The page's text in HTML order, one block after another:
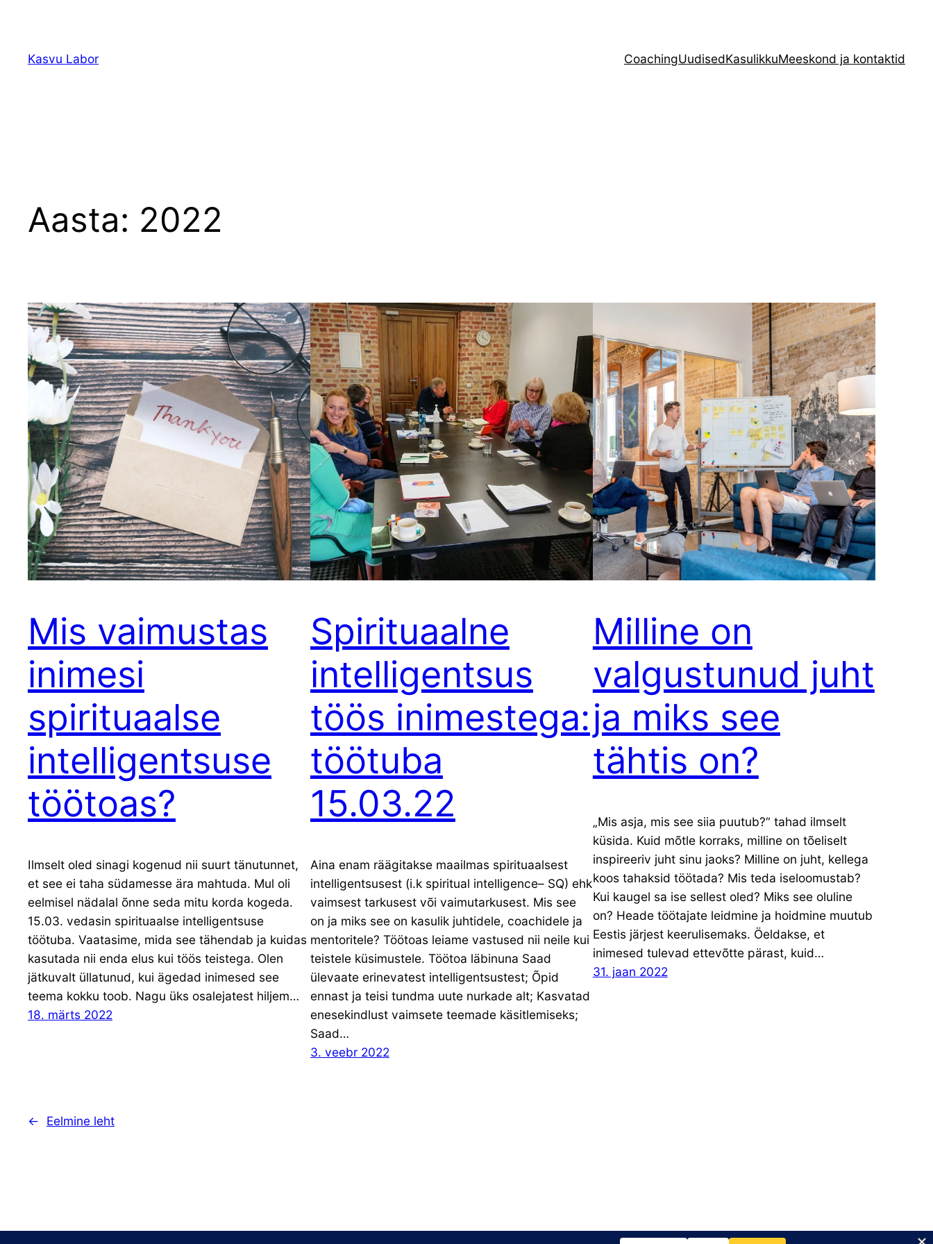
juurdeKasvu Labor CoachingUudisedKasulikkuMeeskond ja kontaktid
Aasta: 2022
Mis vaimustas
inimesi
spirituaalse
intelligentsuse
töötoas?
Ilmselt oled sinagi kogenud nii suurt tänutunnet,
et see ei taha südamesse ära mahtuda. Mul oli
eelmisel nädalal õnne seda mitu korda kogeda.
15.03. vedasin spirituaalse intelligentsuse
töötuba. Vaatasime, mida see tähendab ja kuidas
kasutada nii enda elus kui töös teistega. Olen
jätkuvalt üllatunud, kui ägedad inimesed see
teema kokku toob. Nagu üks osalejatest hiljem…
18. märts 2022
Spirituaalne
intelligentsus
töös inimestega:
töötuba
15.03.22
Aina enam räägitakse maailmas spirituaalsest
intelligentsusest (i.k spiritual intelligence– SQ) ehk
vaimsest tarkusest või vaimutarkusest. Mis see
on ja miks see on kasulik juhtidele, coachidele ja
mentoritele? Töötoas leiame vastused nii neile kui
teistele küsimustele. Töötoa läbinuna Saad
ülevaate erinevatest intelligentsustest; Õpid
ennast ja teisi tundma uute nurkade alt; Kasvatad
enesekindlust vaimsete teemade käsitlemiseks;
Saad…
3. veebr 2022
Milline on
valgustunud juht
ja miks see
tähtis on?
„Mis asja, mis see siia puutub?“ tahad ilmselt
küsida. Kuid mõtle korraks, milline on tõeliselt
inspireeriv juht sinu jaoks? Milline on juht, kellega
koos tahaksid töötada? Mis teda iseloomustab?
Kui kaugel sa ise sellest oled? Miks see oluline
on? Heade töötajate leidmine ja hoidmine muutub
Eestis järjest keerulisemaks. Öeldakse, et
inimesed tulevad ettevõtte pärast, kuid…
31. jaan 2022
← Eelmine leht